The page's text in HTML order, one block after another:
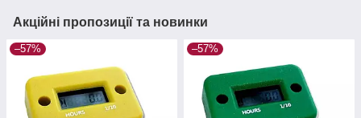
Акційні пропозиції та новинки
–57% –57%